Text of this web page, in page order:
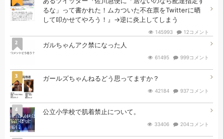
るな」って書かれた！ムカついた不在票をTwitterに晒
して叩かせてやろう！』→逆に炎上してしまう
145993 12コメント
2 ガルちゃんアク禁になった人
61495 999コメント
3 ガールズちゃんねるどう思ってますか？
42184 937コメント
4 公立小学校で肌着禁止について。
33406 204コメント